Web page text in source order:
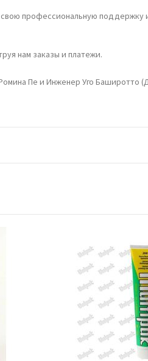
профессиональную поддержку
нам заказы и платежи.
Пе и Инженер Уго Баширотто